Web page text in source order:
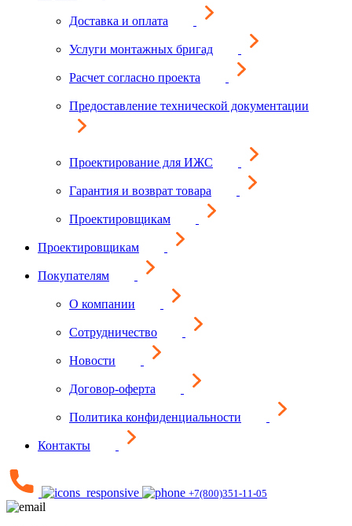
Доставка и оплата
Услуги монтажных бригад
Расчет согласно проекта
Предоставление технической документации
Проектирование для ИЖС
Гарантия и возврат товара
Проектировщикам
Проектировщикам
Покупателям
О компании
Сотрудничество
Новости
Договор-оферта
Политика конфиденциальности
Контакты
+7(800)351-11-05